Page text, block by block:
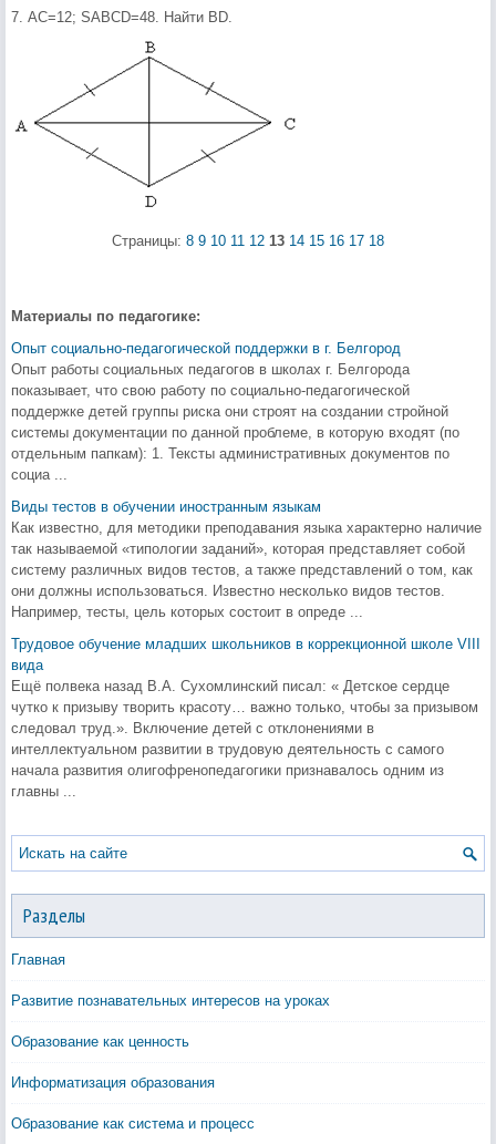
7. АС=12; SABCD=48. Найти BD.
Страницы: 8 9 10 11 12 13 14 15 16 17 18
Материалы по педагогике:
Опыт социально-педагогической поддержки в г. Белгород
Опыт работы социальных педагогов в школах г. Белгорода
показывает, что свою работу по социально-педагогической
поддержке детей группы риска они строят на создании стройной
системы документации по данной проблеме, в которую входят (по
отдельным папкам): 1. Тексты административных документов по
социа ...
Виды тестов в обучении иностранным языкам
Как известно, для методики преподавания языка характерно наличие
так называемой «типологии заданий», которая представляет собой
систему различных видов тестов, а также представлений о том, как
они должны использоваться. Известно несколько видов тестов.
Например, тесты, цель которых состоит в опреде ...
Трудовое обучение младших школьников в коррекционной школе VIII
вида
Ещё полвека назад В.А. Сухомлинский писал: « Детское сердце
чутко к призыву творить красоту… важно только, чтобы за призывом
следовал труд.». Включение детей с отклонениями в
интеллектуальном развитии в трудовую деятельность с самого
начала развития олигофренопедагогики признавалось одним из
главны ...
Разделы
Главная
Развитие познавательных интересов на уроках
Образование как ценность
Информатизация образования
Образование как система и процесс